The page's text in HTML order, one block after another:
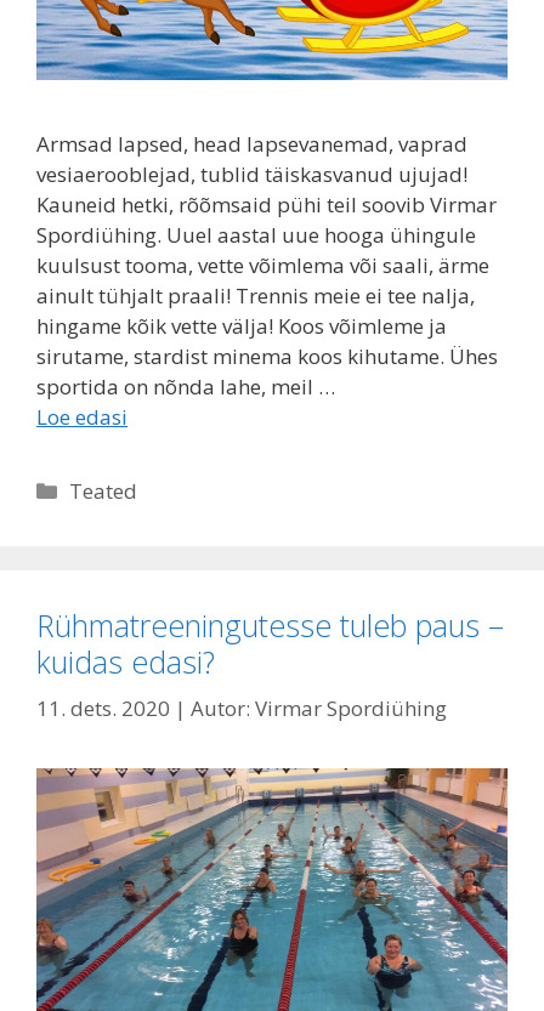
Armsad lapsed, head lapsevanemad, vaprad
vesiaerooblejad, tublid täiskasvanud ujujad!
Kauneid hetki, rõõmsaid pühi teil soovib Virmar
Spordiühing. Uuel aastal uue hooga ühingule
kuulsust tooma, vette võimlema või saali, ärme
ainult tühjalt praali! Trennis meie ei tee nalja,
hingame kõik vette välja! Koos võimleme ja
sirutame, stardist minema koos kihutame. Ühes
sportida on nõnda lahe, meil …
Loe edasi
Rubriigid
Teated
Rühmatreeningu­tesse tuleb paus –
kuidas edasi?
11. dets. 2020 | Autor: Virmar Spordiühing